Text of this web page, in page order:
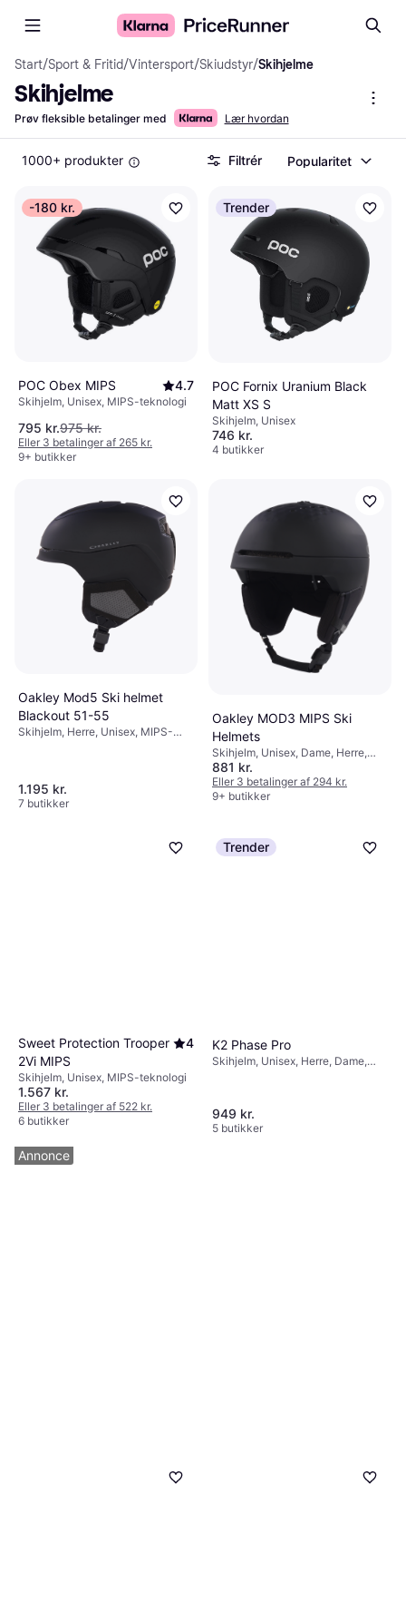
Start/Sport & Fritid/Vintersport/Skiudstyr/Skihjelme
Skihjelme
Prøv fleksible betalinger med Lær hvordan
1000+ produkter Filtrér Popularitet
-180 kr.
POC Obex MIPS 4.7
Skihjelm, Unisex, MIPS-teknologi
795 kr.975 kr.
Eller 3 betalinger af 265 kr.
9+ butikker
Trender
POC Fornix Uranium Black
Matt XS S
Skihjelm, Unisex
746 kr.
4 butikker
Oakley Mod5 Ski helmet
Blackout 51-55
Skihjelm, Herre, Unisex, MIPS-
1.195 kr.
7 butikker
Oakley MOD3 MIPS Ski
Helmets
Skihjelm, Unisex, Dame, Herre,
MIPS-teknologi
881 kr.
Eller 3 betalinger af 294 kr.
9+ butikker
Sweet Protection Trooper
2Vi MIPS
4
Skihjelm, Unisex, MIPS-teknologi
1.567 kr.
Eller 3 betalinger af 522 kr.
6 butikker
Trender
K2 Phase Pro
Skihjelm, Unisex, Herre, Dame,
949 kr.
5 butikker
Annonce